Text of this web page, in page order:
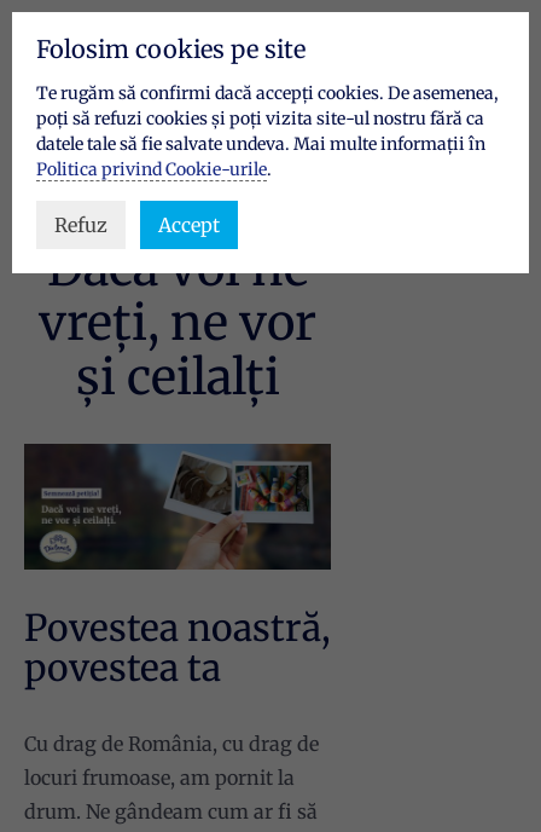
Dacă voi ne
vreți, ne vor
și ceilalți
Povestea noastră,
povestea ta
Cu drag de România, cu drag de
locuri frumoase, am pornit la
drum. Ne gândeam cum ar fi să
Folosim cookies pe site
Te rugăm să confirmi dacă accepți cookies. De asemenea,
poți să refuzi cookies și poți vizita site-ul nostru fără ca
datele tale să fie salvate undeva. Mai multe informații în
Politica privind Cookie-urile.
Refuz Accept